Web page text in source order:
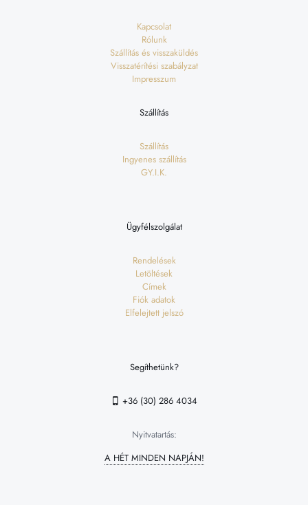
Kapcsolat
Rólunk
Szállítás és visszaküldés
Visszatérítési szabályzat
Impresszum
Szállítás
Szállítás
Ingyenes szállítás
GY.I.K.
Ügyfélszolgálat
Rendelések
Letöltések
Címek
Fiók adatok
Elfelejtett jelszó
Segíthetünk?
+36 (30) 286 4034
Nyitvatartás:
A HÉT MINDEN NAPJÁN!